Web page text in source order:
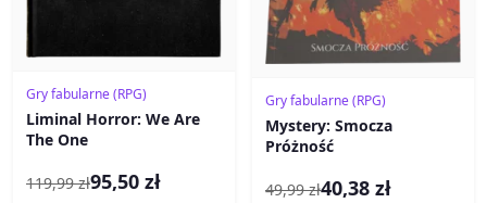
Gry fabularne (RPG)
Liminal Horror: We Are
The One
119,99 zł95,50 zł
Gry fabularne (RPG)
Mystery: Smocza
Próżność
49,99 zł40,38 zł